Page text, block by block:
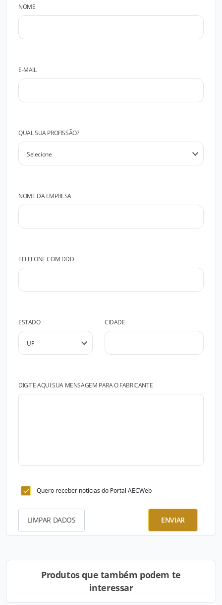
NOME
E-MAIL
QUAL SUA PROFISSÃO?
NOME DA EMPRESA
TELEFONE COM DDD
ESTADO CIDADE
DIGITE AQUI SUA MENSAGEM PARA O FABRICANTE
Quero receber notícias do Portal AECWeb
LIMPAR DADOS ENVIAR
Produtos que também podem te
interessar